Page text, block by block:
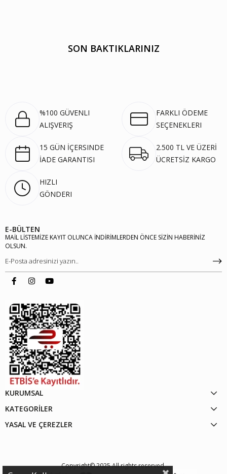
SON BAKTIKLARINIZ
%100 GÜVENLI
ALIŞVERIŞ
FARKLI ÖDEME
SEÇENEKLERI
15 GÜN İÇERSINDE
İADE GARANTISI
2.500 TL VE ÜZERİ
ÜCRETSİZ KARGO
HIZLI
GÖNDERI
E-BÜLTEN
MAİL LİSTEMİZE KAYIT OLUNCA İNDİRİMLERDEN ÖNCE SİZİN HABERİNİZ
OLSUN.
KURUMSAL
KATEGORİLER
YASAL VE ÇEREZLER
Copyright© 2025 All rights reserved.